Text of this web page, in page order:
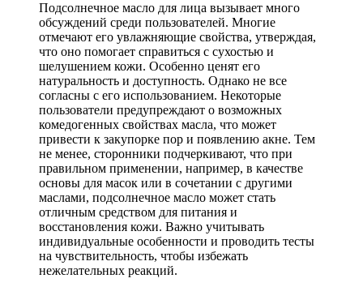
Подсолнечное масло для лица вызывает много
обсуждений среди пользователей. Многие
отмечают его увлажняющие свойства, утверждая,
что оно помогает справиться с сухостью и
шелушением кожи. Особенно ценят его
натуральность и доступность. Однако не все
согласны с его использованием. Некоторые
пользователи предупреждают о возможных
комедогенных свойствах масла, что может
привести к закупорке пор и появлению акне. Тем
не менее, сторонники подчеркивают, что при
правильном применении, например, в качестве
основы для масок или в сочетании с другими
маслами, подсолнечное масло может стать
отличным средством для питания и
восстановления кожи. Важно учитывать
индивидуальные особенности и проводить тесты
на чувствительность, чтобы избежать
нежелательных реакций.